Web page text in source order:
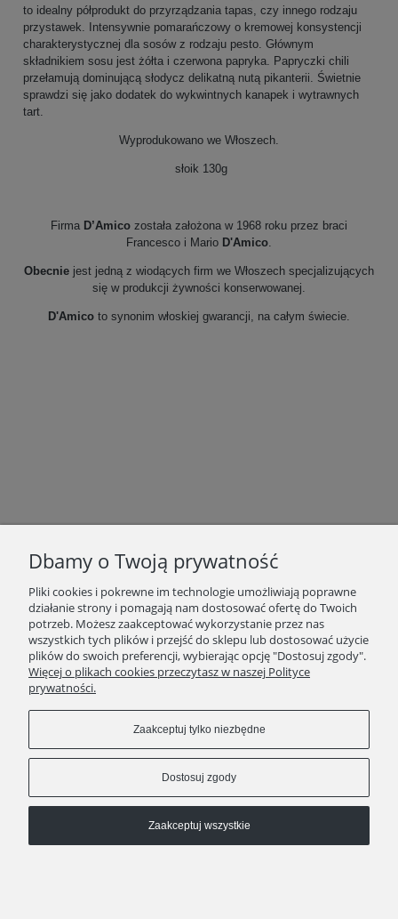
to idealny półprodukt do przyrządzania tapas, czy innego rodzaju
przystawek. Intensywnie pomarańczowy o kremowej konsystencji
charakterystycznej dla sosów z rodzaju pesto. Głównym
składnikiem sosu jest żółta i czerwona papryka. Papryczki chili
przełamują dominującą słodycz delikatną nutą pikanterii. Świetnie
sprawdzi się jako dodatek do wykwintnych kanapek i wytrawnych
tart.
Wyprodukowano we Włoszech.
słoik 130g
Firma D’Amico została założona w 1968 roku przez braci
Francesco i Mario D'Amico.
Obecnie jest jedną z wiodących firm we Włoszech specjalizujących
się w produkcji żywności konserwowanej.
D'Amico to synonim włoskiej gwarancji, na całym świecie.
SKLEP
ZAKUPY
INFORMACJE
kontakt511 29 29 99
KAWEO since 2008
Dbamy o Twoją prywatność
Pliki cookies i pokrewne im technologie umożliwiają poprawne
działanie strony i pomagają nam dostosować ofertę do Twoich
potrzeb. Możesz zaakceptować wykorzystanie przez nas
wszystkich tych plików i przejść do sklepu lub dostosować użycie
plików do swoich preferencji, wybierając opcję "Dostosuj zgody".
Więcej o plikach cookies przeczytasz w naszej Polityce
prywatności.
Zaakceptuj tylko niezbędne
Dostosuj zgody
Zaakceptuj wszystkie